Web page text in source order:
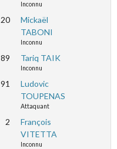
Inconnu
20
Mickaël
TABONI
Inconnu
89 Tariq TAIK
Inconnu
91
Ludovic
TOUPENAS
Attaquant
2
François
VITETTA
Inconnu